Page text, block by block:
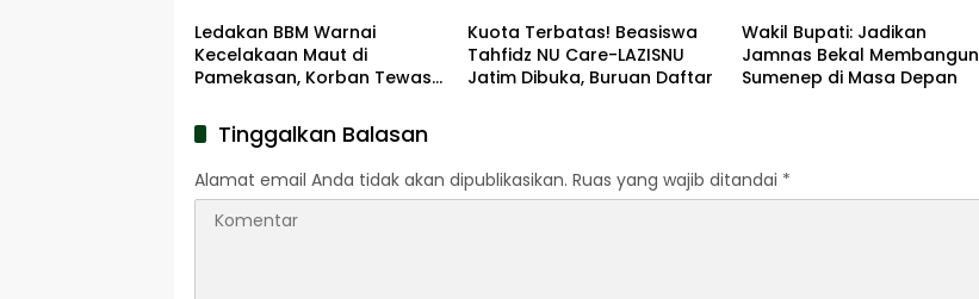
Ledakan BBM Warnai
Kecelakaan Maut di
Pamekasan, Korban Tewas
Kuota Terbatas! Beasiswa
Tahfidz NU Care-LAZISNU
Jatim Dibuka, Buruan Daftar
Wakil Bupati: Jadikan
Jamnas Bekal Membangun
Sumenep di Masa Depan
Tinggalkan Balasan
Alamat email Anda tidak akan dipublikasikan. Ruas yang wajib ditandai *